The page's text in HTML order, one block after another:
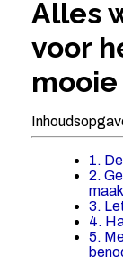
Alles
voor
1.
2.
3.
4.
5.